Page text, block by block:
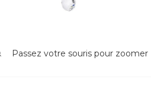
Passez votre souris pour zoomer